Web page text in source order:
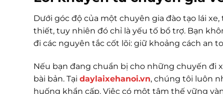
Dưới góc độ của một chuyên gia đào tạo lái
thiết, tuy nhiên đó chỉ là yếu tố bổ trợ. Bạn
đi các nguyên tắc cốt lõi: giữ khoảng cách an
Nếu bạn đang chuẩn bị cho những chuyến đi
bài bản. Tại daylaixehanoi.vn, chúng tôi luôn
huống khẩn cấp. Việc có một tâm thế vững